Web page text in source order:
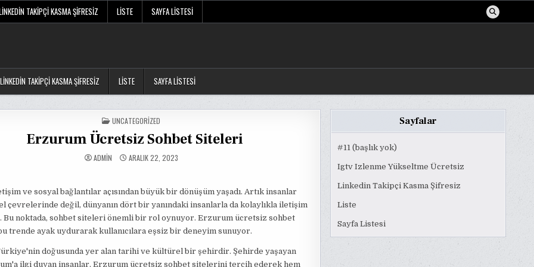
TAKIPÇI KASMA ŞIFRESIZ LISTE SAYFA LISTESI
LINKEDIN TAKIPÇI KASMA ŞIFRESIZ LISTE SAYFA LISTESI
POSTED
IN
UNCATEGORIZED
Erzurum Ücretsiz Sohbet Siteleri
ADMIN ARALIK 22, 2023
ve sosyal bağlantılar açısından büyük bir dönüşüm yaşadı. Artık insanlar
çevrelerinde değil, dünyanın dört bir yanındaki insanlarla da kolaylıkla iletişim
noktada, sohbet siteleri önemli bir rol oynuyor. Erzurum ücretsiz sohbet
trende ayak uydurarak kullanıcılara eşsiz bir deneyim sunuyor.
doğusunda yer alan tarihi ve kültürel bir şehirdir. Şehirde yaşayan
ilgi duyan insanlar, Erzurum ücretsiz sohbet sitelerini tercih ederek hem
Sayfalar
#11 (başlık yok)
Igtv Izlenme Yükseltme Ücretsiz
Linkedin Takipçi Kasma Şifresiz
Liste
Sayfa Listesi